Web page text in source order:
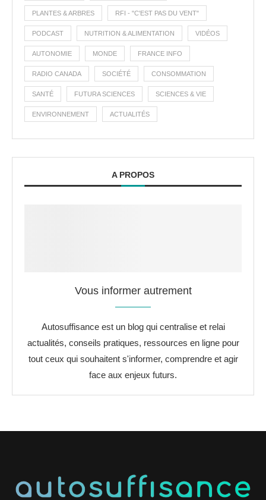
PLANTES & ARBRES RFI - "C'EST PAS DU VENT"
PODCAST NUTRITION & ALIMENTATION VIDÉOS
AUTONOMIE MONDE FRANCE INFO
RADIO CANADA SOCIÉTÉ CONSOMMATION
SANTÉ FUTURA SCIENCES SCIENCES & VIE
ENVIRONNEMENT ACTUALITÉS
A PROPOS
Vous informer autrement
Autosuffisance est un blog qui centralise et relai
actualités, conseils pratiques, ressources en ligne pour
tout ceux qui souhaitent s'informer, comprendre et agir
face aux enjeux futurs.